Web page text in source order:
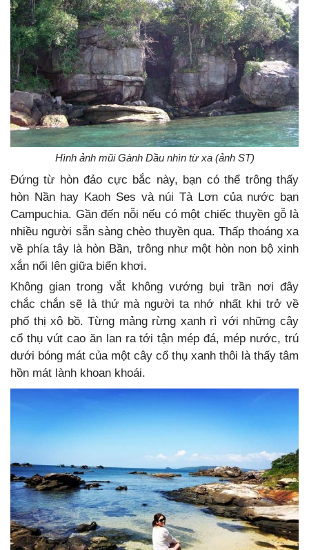
Hình ảnh mũi Gành Dầu nhìn từ xa (ảnh ST)
Đứng từ hòn đảo cực bắc này, bạn có thể trông thấy
hòn Nần hay Kaoh Ses và núi Tà Lơn của nước bạn
Campuchia. Gần đến nỗi nếu có một chiếc thuyền gỗ là
nhiều người sẵn sàng chèo thuyền qua. Thấp thoáng xa
về phía tây là hòn Bần, trông như một hòn non bộ xinh
xắn nổi lên giữa biển khơi.
Không gian trong vắt không vướng bụi trần nơi đây
chắc chắn sẽ là thứ mà người ta nhớ nhất khi trở về
phố thị xô bồ.Từng mảng rừng xanh rì với những cây
cổ thụ vút cao ăn lan ra tới tận mép đá, mép nước, trú
dưới bóng mát của một cây cổ thụ xanh thôi là thấy tâm
hồn mát lành khoan khoái.